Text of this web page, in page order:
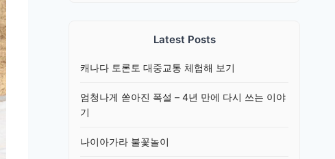
Latest Posts
캐나다 토론토 대중교통 체험해 보기
엄청나게 쏟아진 폭설 – 4년 만에 다시 쓰는 이야
기
나이아가라 불꽃놀이